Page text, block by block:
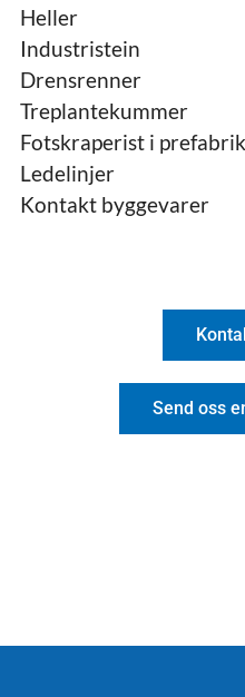
Heller
Industristein
Drensrenner
Treplantekummer
Fotskraperist i
Ledelinjer
Kontakt byggevarer
Send oss